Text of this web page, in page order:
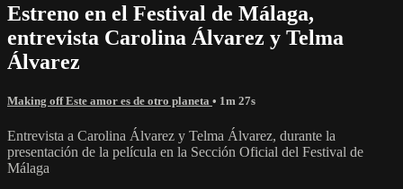
Estreno en el Festival de Málaga,
entrevista Carolina Álvarez y Telma
Álvarez
Making off Este amor es de otro planeta • 1m 27s
Entrevista a Carolina Álvarez y Telma Álvarez, durante la
presentación de la película en la Sección Oficial del Festival de
Málaga